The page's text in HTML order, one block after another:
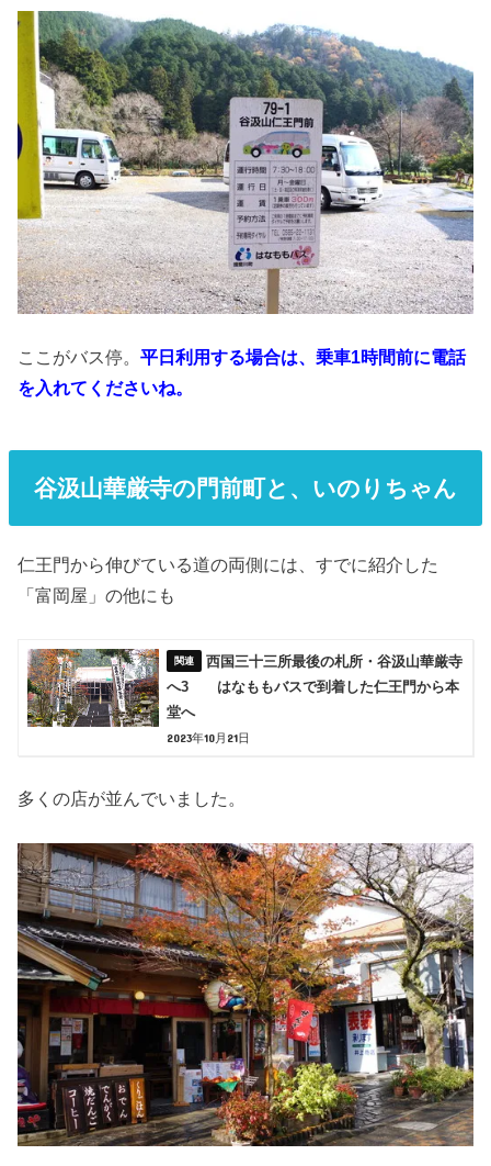
ここがバス停。平日利用する場合は、乗車1時間前に電話
を入れてくださいね。
谷汲山華厳寺の門前町と、いのりちゃん
仁王門から伸びている道の両側には、すでに紹介した
「富岡屋」の他にも
西国三十三所最後の札所・谷汲山華厳寺
へ3 はなももバスで到着した仁王門から本
堂へ
2023年10月21日
多くの店が並んでいました。